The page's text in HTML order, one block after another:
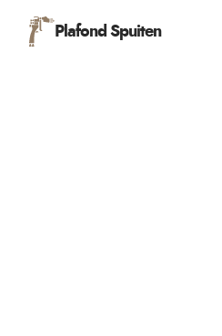
Plafond Spuiten